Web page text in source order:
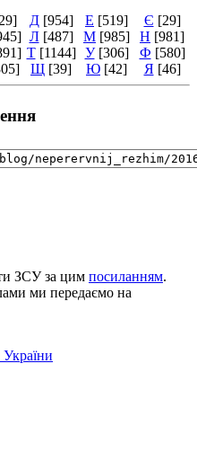
Д [954] Е [519] Є [29]
Л [487] М [985] Н [981]
Т [1144] У [306] Ф [580]
Щ [39] Ю [42] Я [46]
ЗСУ за цим посиланням.
ми передаємо на